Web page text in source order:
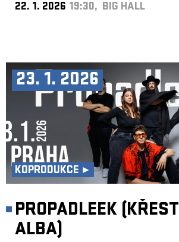
22. 1. 2026 19:30, BIG HALL
23. 1. 2026
KOPRODUKCE ►
PROPADLEEK (KŘEST
ALBA)